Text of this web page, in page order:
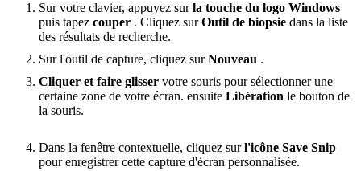
Sur votre clavier, appuyez surla touche du logo Windows
puis tapez couper . Cliquez surOutil de biopsie dans la liste
des résultats de recherche.
Sur l'outil de capture, cliquez sur Nouveau .
Cliquer et faire glisser votre souris pour sélectionner une
certaine zone de votre écran. ensuite Libération le bouton de
la souris.
Dans la fenêtre contextuelle, cliquez surl'icône Save Snip
pour enregistrer cette capture d'écran personnalisée.